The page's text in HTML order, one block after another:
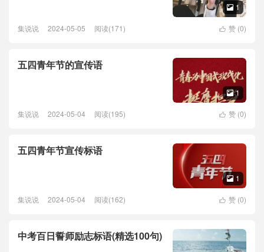
 1
 赞 (0)
集说说 2024-05-05 阅读(171)
五四青年节的宣传语
 1
 赞 (0)
集说说 2024-05-04 阅读(195)
五四青年节宣传标语
 1
 赞 (0)
集说说 2024-05-04 阅读(162)
中考百日誓师励志标语(精选100句)